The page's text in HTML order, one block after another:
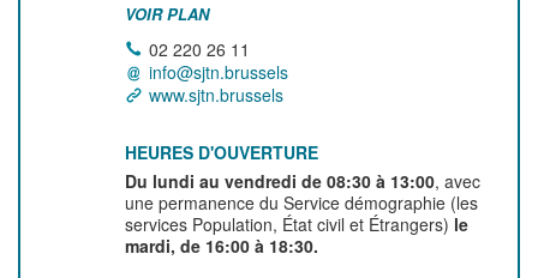
VOIR PLAN
02 220 26 11
info@sjtn.brussels
www.sjtn.brussels
HEURES D'OUVERTURE
Du lundi au vendredi de 08:30 à 13:00, avec
une permanence du Service démographie (les
services Population, État civil et Étrangers) le
mardi, de 16:00 à 18:30.